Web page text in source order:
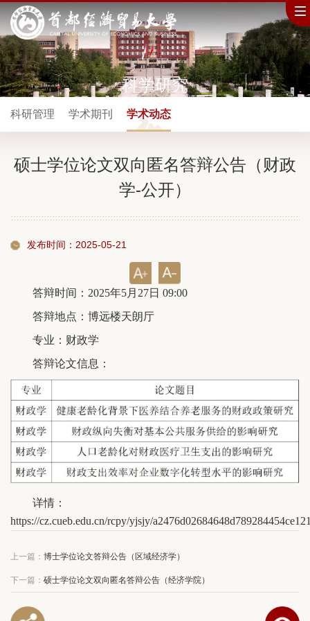
科学研究
科研管理 学术期刊 学术动态
硕士学位论文双向匿名答辩公告（财政
学-公开）
发布时间：2025-05-21
答辩时间：2025年5月27日 09:00
答辩地点：博远楼天朗厅
专业：财政学
答辩论文信息：
详情：
https://cz.cueb.edu.cn/rcpy/yjsjy/
上一篇： 博士学位论文答辩公告（区域经济学）
下一篇： 硕士学位论文双向匿名答辩公告（经济学院）